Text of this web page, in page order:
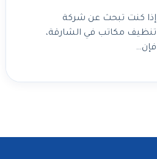
إذا كنت تبحث عن شركة
تنظيف مكاتب في الشارقة،
فإن…